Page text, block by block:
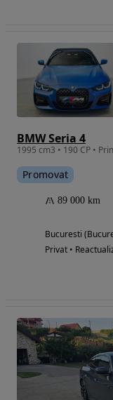
BMW Seria 4
1995 cm3 • 190 CP •
Promovat
89 000 km
Bucuresti
Privat •